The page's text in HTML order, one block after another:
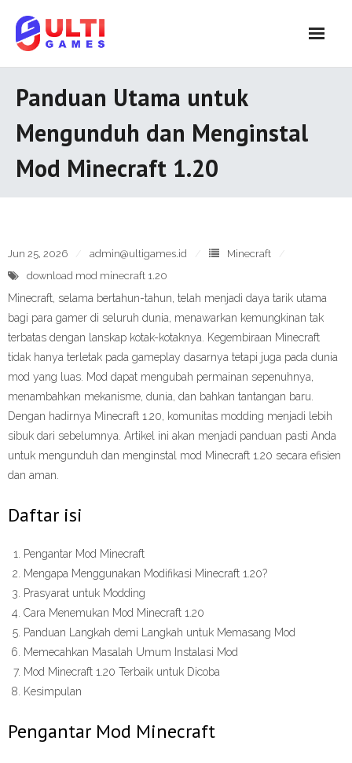
content
Panduan Utama untuk
Mengunduh dan Menginstal
Mod Minecraft 1.20
Jun 25, 2026 admin@ultigames.id
Minecraft
download mod minecraft 1.20
Minecraft, selama bertahun-tahun, telah menjadi daya tarik utama
bagi para gamer di seluruh dunia, menawarkan kemungkinan tak
terbatas dengan lanskap kotak-kotaknya. Kegembiraan Minecraft
tidak hanya terletak pada gameplay dasarnya tetapi juga pada dunia
mod yang luas. Mod dapat mengubah permainan sepenuhnya,
menambahkan mekanisme, dunia, dan bahkan tantangan baru.
Dengan hadirnya Minecraft 1.20, komunitas modding menjadi lebih
sibuk dari sebelumnya. Artikel ini akan menjadi panduan pasti Anda
untuk mengunduh dan menginstal mod Minecraft 1.20 secara efisien
dan aman.
Daftar isi
Pengantar Mod Minecraft
Mengapa Menggunakan Modifikasi Minecraft 1.20?
Prasyarat untuk Modding
Cara Menemukan Mod Minecraft 1.20
Panduan Langkah demi Langkah untuk Memasang Mod
Memecahkan Masalah Umum Instalasi Mod
Mod Minecraft 1.20 Terbaik untuk Dicoba
Kesimpulan
Pengantar Mod Minecraft